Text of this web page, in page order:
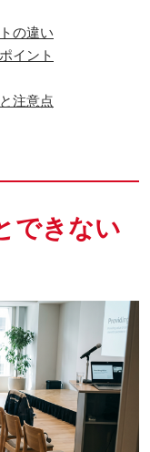
の違い
イント
注意点
できない